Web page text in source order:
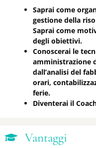
Saprai come
gestione della
Saprai come
degli obiettivi.
Conoscerai le
amministrazione
dall’analisi del
orari,
ferie.
Diventerai il
Vantaggi